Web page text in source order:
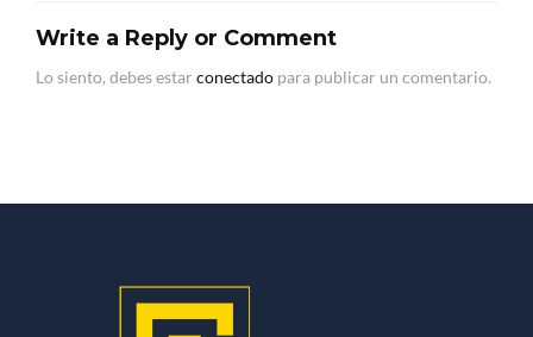
Write a Reply or Comment
Lo siento, debes estar conectado para publicar un comentario.